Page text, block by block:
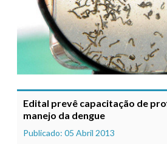
Edital prevê capacitação de
manejo da dengue
Publicado: 05 Abril 2013